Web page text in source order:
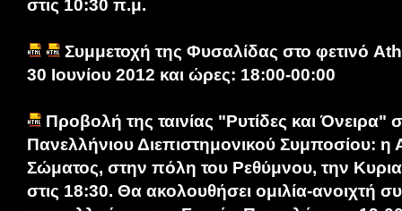
στις 10:30 π.μ.
Συμμετοχή της Φυσαλίδας στο φετινό
30 Ιουνίου 2012 και ώρες: 18:00-00:00
Προβολή της ταινίας "Ρυτίδες και Όνειρα"
Πανελλήνιου Διεπιστημονικού Συμποσίου:
Σώματος, στην πόλη του Ρεθύμνου, την
στις 18:30. Θα ακολουθήσει ομιλία-ανοιχτή